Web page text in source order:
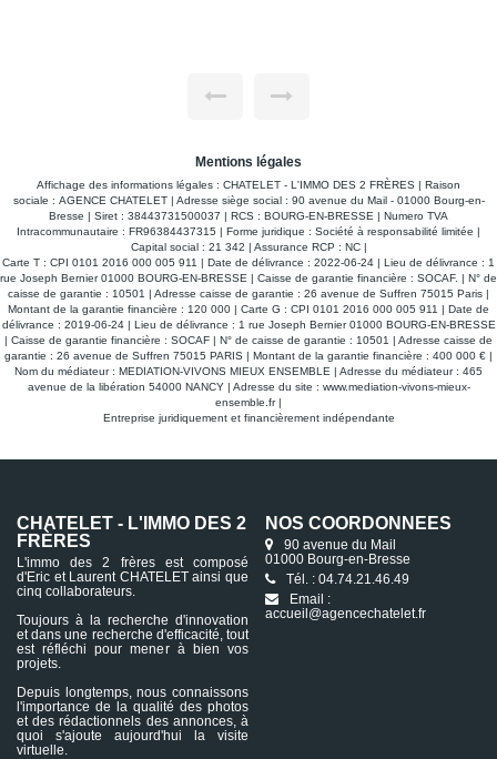
grandes baies vitrées Buanderie, cellier, toilettes et garage
parental indépendant avec une chambre de 20 m², une salle
de bains avec WC et 2 greniers Extérieur : - Terrain de 1 057
m², bien arboré et offrant une implantation possible pour une
piscine - Emplacement très calme et indépendant * Travaux
récents et qualité d'entretien : - Menuiseries extérieures
remplacées par du double vitrage performant - Installation
d'une pompe à chaleur récente - Intérieur en très bon état -
Cuisine et salles de bains récentes * Atouts majeurs : -
Proximité immédiate du quartier Bel-Air / Plateau de BOURG-
EN-BRESSE - 2 km de la gare et 1 km du lycée CARRIAT -
Qualité de vie garantie par son emplacement et son
environnement
Mentions légales
Affichage des informations légales : CHATELET - L'IMMO DES 2 FRÈRES | Raison
sociale : AGENCE CHATELET | Adresse siège social : 90 avenue du Mail - 01000 Bourg-en-
Bresse | Siret : 38443731500037 | RCS : BOURG-EN-BRESSE | Numero TVA
Intracommunautaire : FR96384437315 | Forme juridique : Société à responsabilité limitée |
Capital social : 21 342 | Assurance RCP : NC |
Carte T : CPI 0101 2016 000 005 911 | Date de délivrance : 2022-06-24 | Lieu de délivrance : 1
rue Joseph Bernier 01000 BOURG-EN-BRESSE | Caisse de garantie financière : SOCAF. | N° de
caisse de garantie : 10501 | Adresse caisse de garantie : 26 avenue de Suffren 75015 Paris |
Montant de la garantie financière : 120 000 | Carte G : CPI 0101 2016 000 005 911 | Date de
délivrance : 2019-06-24 | Lieu de délivrance : 1 rue Joseph Bernier 01000 BOURG-EN-BRESSE
| Caisse de garantie financière : SOCAF | N° de caisse de garantie : 10501 | Adresse caisse de
garantie : 26 avenue de Suffren 75015 PARIS | Montant de la garantie financière : 400 000 € |
Nom du médiateur : MEDIATION-VIVONS MIEUX ENSEMBLE | Adresse du médiateur : 465
avenue de la libération 54000 NANCY | Adresse du site : www.mediation-vivons-mieux-
ensemble.fr|
Entreprise juridiquement et financièrement indépendante
CHATELET - L'IMMO DES 2
FRÈRES
L'immo des 2 frères est composé
d'Eric et Laurent CHATELET ainsi que
cinq collaborateurs.
Toujours à la recherche d'innovation
et dans une recherche d'efficacité, tout
est réfléchi pour mener à bien vos
projets.
Depuis longtemps, nous connaissons
l'importance de la qualité des photos
et des rédactionnels des annonces, à
quoi s'ajoute aujourd'hui la visite
virtuelle.
NOS COORDONNÉES
90 avenue du Mail
01000 Bourg-en-Bresse
Tél. : 04.74.21.46.49
Email :
accueil@agencechatelet.fr